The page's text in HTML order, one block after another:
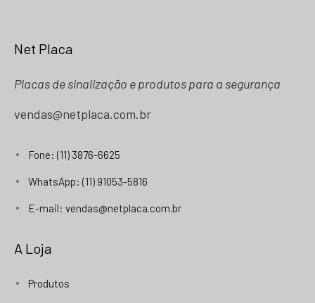
Net Placa
Placas de sinalização e produtos para a segurança
vendas@netplaca.com.br
Fone: (11) 3876-6625
WhatsApp: (11) 91053-5816
E-mail: vendas@netplaca.com.br
A Loja
Produtos